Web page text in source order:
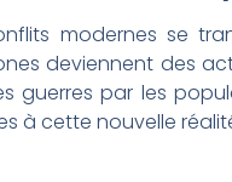
modernes se
deviennent des
guerres par les
à cette nouvelle